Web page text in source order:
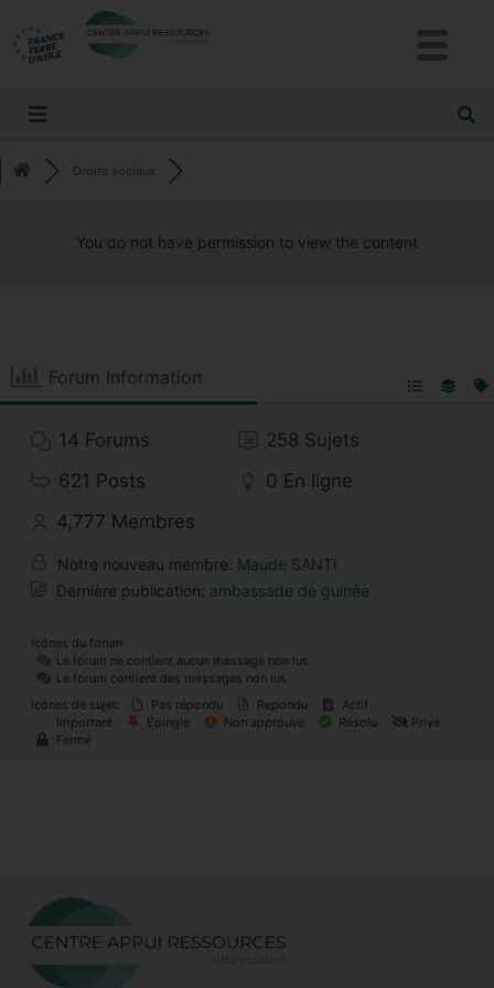
Droits sociaux
You do not have permission to view the content
Forum Information
14 Forums 258 Sujets
621 Posts 0 En ligne
4,777 Membres
Notre nouveau membre: Maude SANTI
Dernière publication: ambassade de guinée
Icônes du forum:
Le forum ne contient aucun message non lus
Le forum contient des messages non lus
Icônes de sujet:
Pas répondu Repondu
Actif
Important
Épinglé Non approuvé Résolu
Privé
Fermé